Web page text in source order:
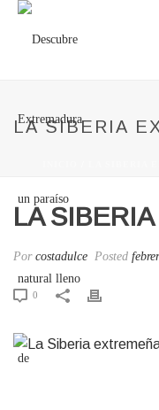
LA SIBERIA
LA
Por costadulce Posted
0